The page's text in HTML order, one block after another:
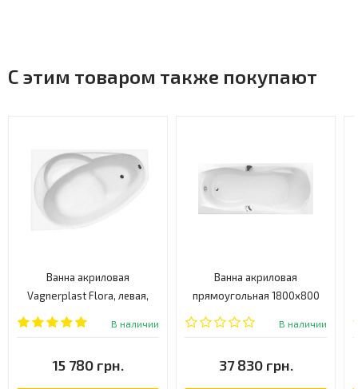
С этим товаром также покупают
Ванна акриловая
Vagnerplast Flora, левая,
150x100 (VPBA151FLA3LX-01)
В наличии
15 780 грн.
Ванна акриловая
прямоугольная 1800x800
Excellent Canyon II
В наличии
37 830 грн.